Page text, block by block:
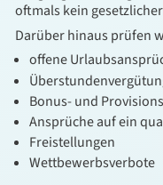
oftmals kein
Darüber hinaus prüfen
offene
Bonus- und
Ansprüche auf ein
Freistellungen
Wettbewerbsverbote